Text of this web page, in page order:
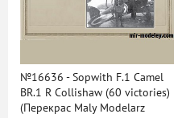
№16636 - Sopwith F.1 Camel
BR.1 R Collishaw (60 victories)
(Перекрас Maly Modelarz